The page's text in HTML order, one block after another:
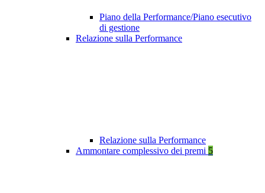
Piano della Performance/Piano esecutivo
di gestione
Relazione sulla Performance
Relazione sulla Performance
Ammontare complessivo dei premi 5